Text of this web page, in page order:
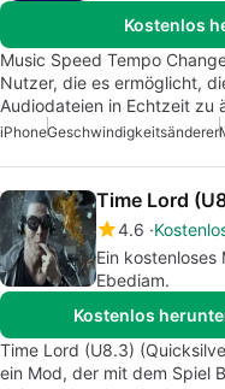
Kostenlos
Music Speed Tempo
Nutzer, die es ermöglicht,
Audiodateien in Echtzeit zu
iPhoneGeschwindigkeitsänderer
4.6
Ein
Ebediam.
Kostenlos
Time Lord (U8.3)
ein Mod, der mit dem Spiel